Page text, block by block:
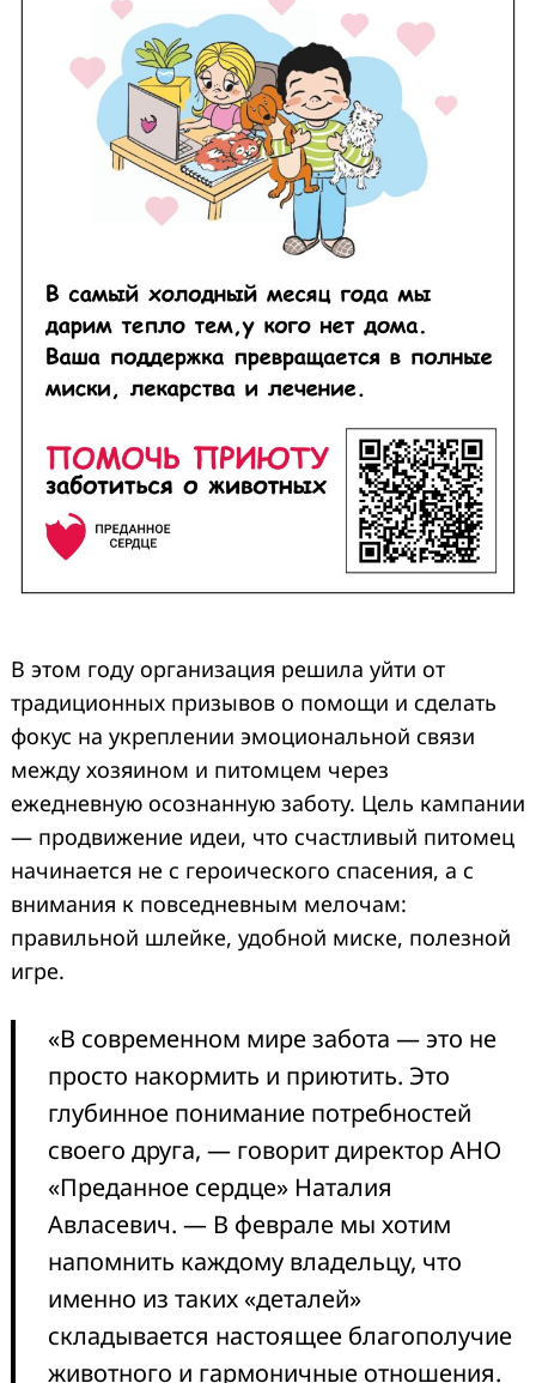
В этом году организация решила уйти от
традиционных призывов о помощи и сделать
фокус на укреплении эмоциональной связи
между хозяином и питомцем через
ежедневную осознанную заботу. Цель кампании
— продвижение идеи, что счастливый питомец
начинается не с героического спасения, а с
внимания к повседневным мелочам:
правильной шлейке, удобной миске, полезной
игре.
«В современном мире забота — это не
просто накормить и приютить. Это
глубинное понимание потребностей
своего друга, — говорит директор АНО
«Преданное сердце» Наталия
Авласевич. — В феврале мы хотим
напомнить каждому владельцу, что
именно из таких «деталей»
складывается настоящее благополучие
животного и гармоничные отношения.